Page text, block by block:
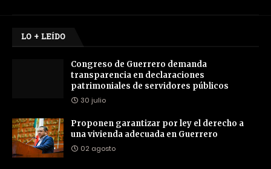
LO + LEÍDO
Congreso de Guerrero demanda
transparencia en declaraciones
patrimoniales de servidores públicos
30 julio
Proponen garantizar por ley el derecho a
una vivienda adecuada en Guerrero
02 agosto